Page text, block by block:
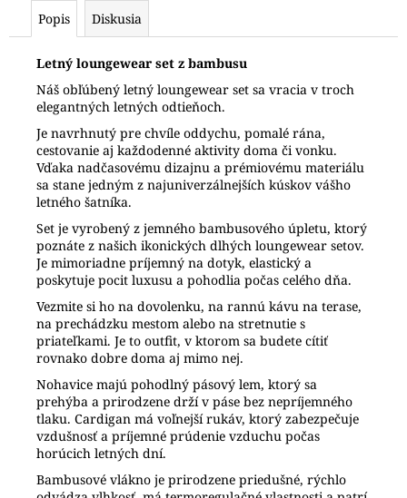
Popis Diskusia
Letný loungewear set z bambusu
Náš obľúbený letný loungewear set sa vracia v troch
elegantných letných odtieňoch.
Je navrhnutý pre chvíle oddychu, pomalé rána,
cestovanie aj každodenné aktivity doma či vonku.
Vďaka nadčasovému dizajnu a prémiovému materiálu
sa stane jedným z najuniverzálnejších kúskov vášho
letného šatníka.
Set je vyrobený z jemného bambusového úpletu, ktorý
poznáte z našich ikonických dlhých loungewear setov.
Je mimoriadne príjemný na dotyk, elastický a
poskytuje pocit luxusu a pohodlia počas celého dňa.
Vezmite si ho na dovolenku, na rannú kávu na terase,
na prechádzku mestom alebo na stretnutie s
priateľkami. Je to outfit, v ktorom sa budete cítiť
rovnako dobre doma aj mimo nej.
Nohavice majú pohodlný pásový lem, ktorý sa
prehýba a prirodzene drží v páse bez nepríjemného
tlaku. Cardigan má voľnejší rukáv, ktorý zabezpečuje
vzdušnosť a príjemné prúdenie vzduchu počas
horúcich letných dní.
Bambusové vlákno je prirodzene priedušné, rýchlo